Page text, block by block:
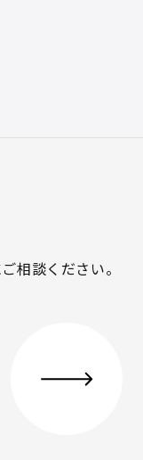
相談ください。